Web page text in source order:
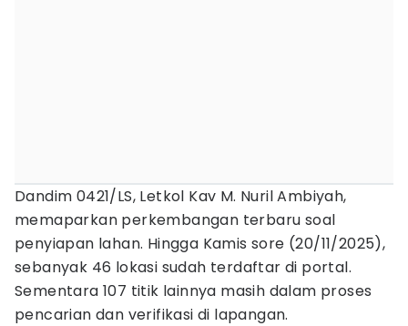
Dandim 0421/LS, Letkol Kav M. Nuril Ambiyah,
memaparkan perkembangan terbaru soal
penyiapan lahan. Hingga Kamis sore (20/11/2025),
sebanyak 46 lokasi sudah terdaftar di portal.
Sementara 107 titik lainnya masih dalam proses
pencarian dan verifikasi di lapangan.